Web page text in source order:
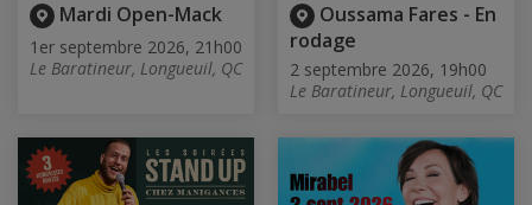
Mardi Open-Mack
1er septembre 2026, 21h00
Le Baratineur, Longueuil, QC
Oussama Fares - En
rodage
2 septembre 2026, 19h00
Le Baratineur, Longueuil, QC